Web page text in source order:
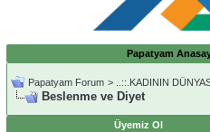
Papatyam
Papatyam Forum > ..::.KADININ
Beslenme ve Diyet
Üyemiz Ol